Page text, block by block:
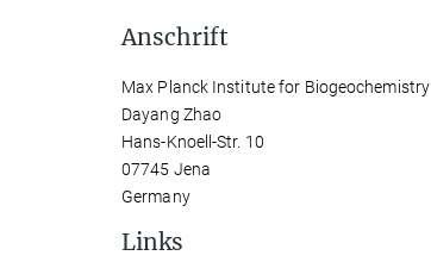
Anschrift
Max Planck Institute for Biogeochemistry
Dayang Zhao
Hans-Knoell-Str. 10
07745 Jena
Germany
Links